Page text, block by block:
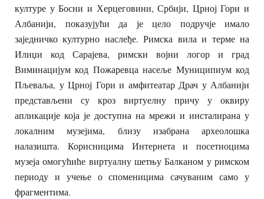
културе у Босни и Херцеговини, Србији, Црној Гори и
Албанији, показујући да је цело подручје имало
заједничко културно наслеђе. Римска вила и терме на
Илиџи код Сарајева, римски војни логор и град
Виминацијум код Пожаревца насеље Муниципиум код
Пљеваља, у Црној Гори и амфитеатар Драч у Албанији
представљени су кроз виртуелну причу у оквиру
апликације која је доступна на мрежи и инсталирана у
локалним музејима, близу изабрана археолошка
налазишта. Корисницима Интернета и посетиоцима
музеја омогућиће виртуалну шетњу Балканом у римском
периоду и учење о споменицима сачуваним само у
фрагментима.